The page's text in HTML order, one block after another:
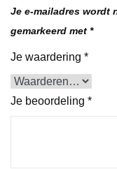
Je e-mailadres wordt
gemarkeerd met *
Je waardering *
Je beoordeling *